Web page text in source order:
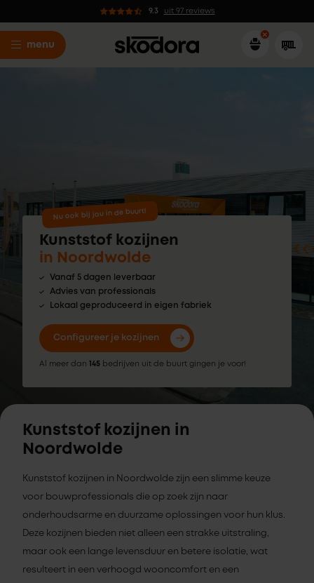
9.3 uit 97 reviews
menu
Nu ook bij jou in de buurt!
Kunststof kozijnen
in Noordwolde
Vanaf 5 dagen leverbaar
Advies van professionals
Lokaal geproduceerd in eigen fabriek
Configureer je kozijnen
Al meer dan 145 bedrijven uit de buurt gingen je voor!
Kunststof kozijnen in
Noordwolde
Kunststof kozijnen in Noordwolde zijn een slimme keuze
voor bouwprofessionals die op zoek zijn naar
onderhoudsarme en duurzame oplossingen voor hun klus.
Deze kozijnen bieden niet alleen een strakke uitstraling,
maar ook een lange levensduur en betere isolatie, wat
resulteert in een verhoogd wooncomfort en een